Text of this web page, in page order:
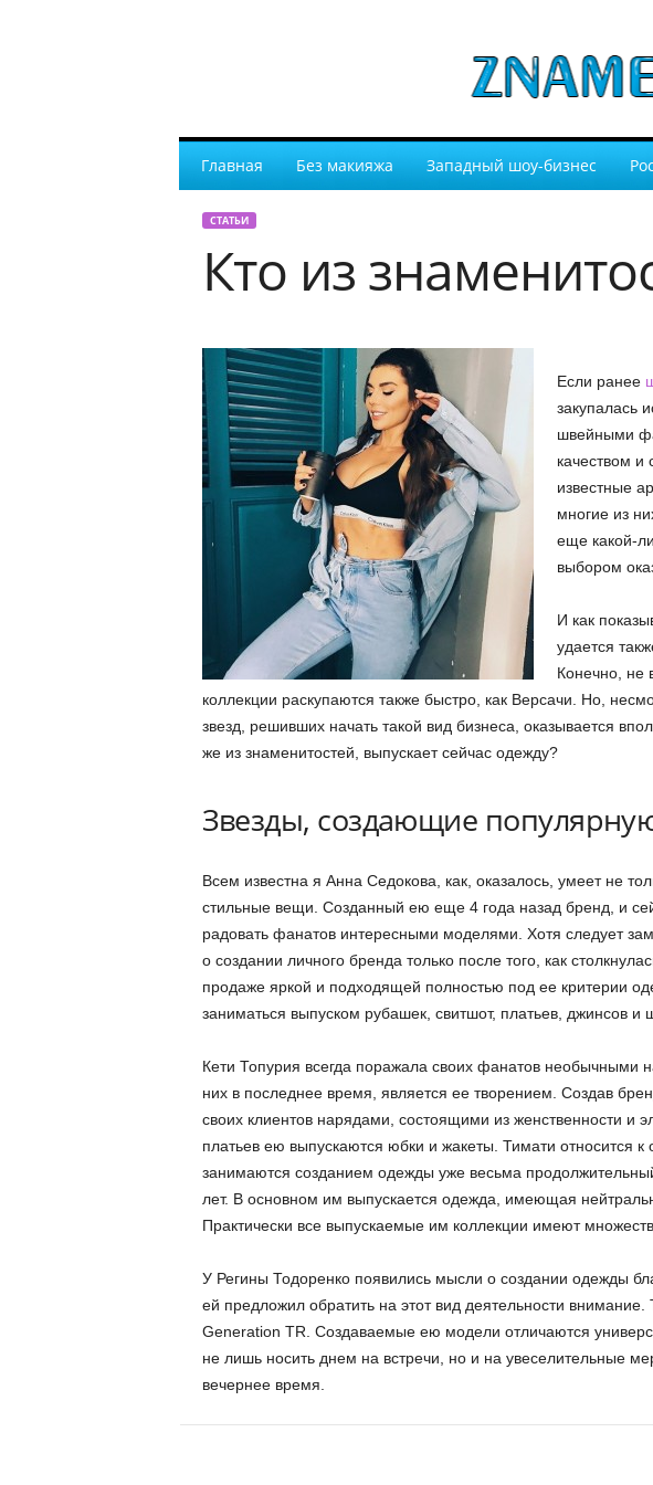
Главная Без макияжа Западный шоу-бизнес
СТАТЬИ
Кто из
Если ранее
закупалась
швейными
качеством и
известные
многие из
еще какой-
выбором
И как
удается
Конечно, не
коллекции раскупаются также быстро, как Версачи. Но,
звезд, решивших начать такой вид бизнеса, оказывается
же из знаменитостей, выпускает сейчас одежду?
Звезды, создающие
Всем известна я Анна Седокова, как, оказалось, умеет не
стильные вещи. Созданный ею еще 4 года назад бренд, и
радовать фанатов интересными моделями. Хотя следует
о создании личного бренда только после того, как
продаже яркой и подходящей полностью под ее критерии
заниматься выпуском рубашек, свитшот, платьев, джинсов и
Кети Топурия всегда поражала своих фанатов необычными
них в последнее время, является ее творением. Создав
своих клиентов нарядами, состоящими из женственности и
платьев ею выпускаются юбки и жакеты. Тимати относится к
занимаются созданием одежды уже весьма
лет. В основном им выпускается одежда, имеющая
Практически все выпускаемые им коллекции имеют
У Регины Тодоренко появились мысли о создании одежды
ей предложил обратить на этот вид деятельности
Generation TR. Создаваемые ею модели отличаются
не лишь носить днем на встречи, но и на увеселительные
вечернее время.